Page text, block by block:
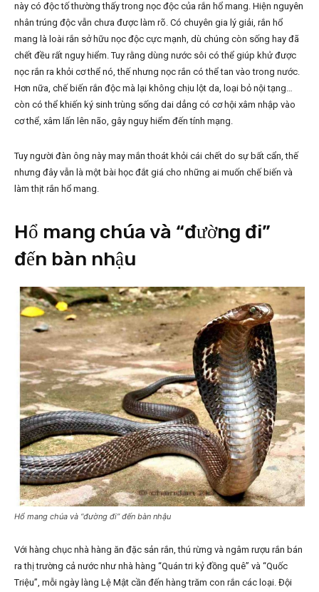
này có độc tố thường thấy trong nọc độc của rắn hổ mang. Hiện nguyên
nhân trúng độc vẫn chưa được làm rõ. Có chuyên gia lý giải, rắn hổ
mang là loài rắn sở hữu nọc độc cực mạnh, dù chúng còn sống hay đã
chết đều rất nguy hiểm. Tuy rằng dùng nước sôi có thể giúp khử được
nọc rắn ra khỏi cơ thể nó, thế nhưng nọc rắn có thể tan vào trong nước.
Hơn nữa, chế biến rắn độc mà lại không chịu lột da, loại bỏ nội tạng…
còn có thể khiến ký sinh trùng sống dai dẳng có cơ hội xâm nhập vào
cơ thể, xâm lấn lên não, gây nguy hiểm đến tính mạng.
Tuy người đàn ông này may mắn thoát khỏi cái chết do sự bất cẩn, thế
nhưng đây vẫn là một bài học đắt giá cho những ai muốn chế biến và
làm thịt rắn hổ mang.
Hổ mang chúa và “đường đi”
đến bàn nhậu
Hổ mang chúa và “đường đi” đến bàn nhậu
Với hàng chục nhà hàng ăn đặc sản rắn, thú rừng và ngâm rượu rắn bán
ra thị trường cả nước như nhà hàng “Quán tri kỷ đồng quê” và “Quốc
Triệu”, mỗi ngày làng Lệ Mật cần đến hàng trăm con rắn các loại. Đội